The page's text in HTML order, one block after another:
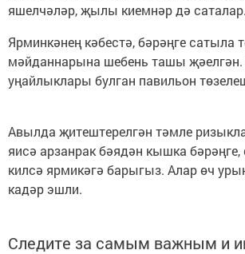
яшелчәләр, җылы киемнәр дә саталар.
Ярминкәнең кәбестә, бәрәңге сатыла
мәйданнарына шебень ташы
уңайлыклары булган павильон
Авылда җитештерелгән тәмле
яисә арзанрак бәядән кышка
килсә ярмикәгә барыгыз. Алар өч
кадәр эшли.
Следите за самым важным и